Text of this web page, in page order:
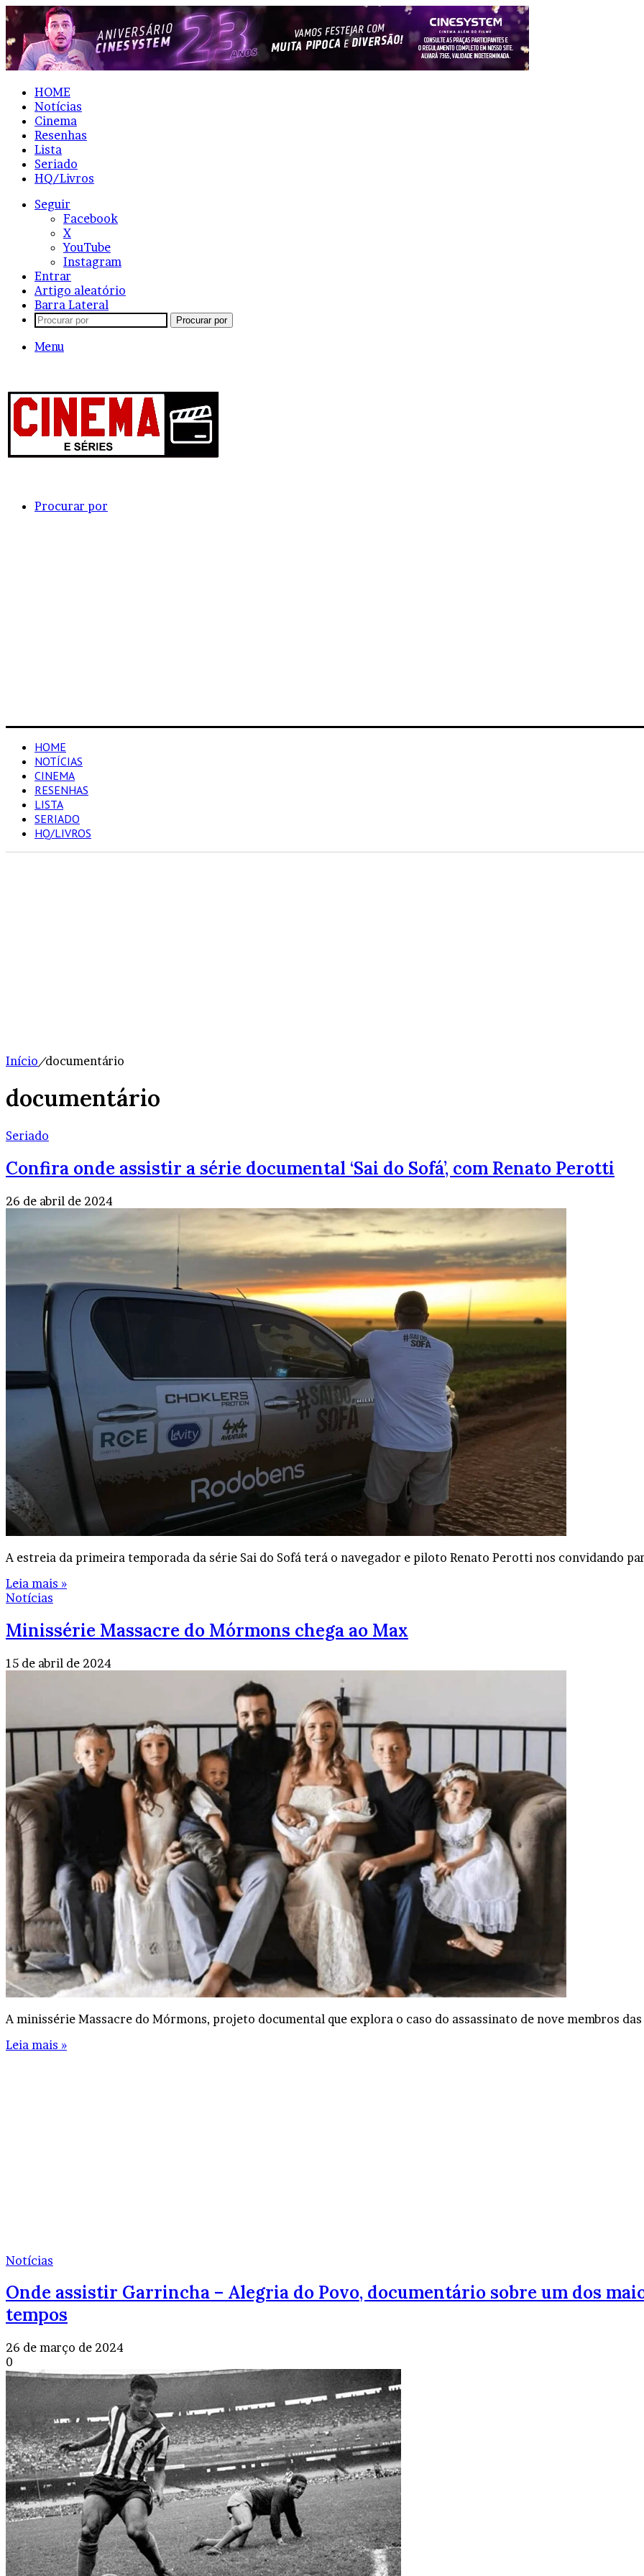
HOME
Notícias
Cinema
Resenhas
Lista
Seriado
HQ/Livros
Seguir
Facebook
X
YouTube
Instagram
Entrar
Artigo aleatório
Barra Lateral
Procurar por
Menu
Procurar por
HOME
NOTÍCIAS
CINEMA
RESENHAS
LISTA
SERIADO
HQ/LIVROS
Início/documentário
documentário
Seriado
Confira onde assistir a série documental ‘Sai do Sofá’, com Renato Perotti
26 de abril de 2024
A estreia da primeira temporada da série Sai do Sofá terá o navegador e piloto Renato Perotti nos convidando
Leia mais »
Notícias
Minissérie Massacre do Mórmons chega ao Max
15 de abril de 2024
A minissérie Massacre do Mórmons, projeto documental que explora o caso do assassinato de nove membros
Leia mais »
Notícias
Onde assistir Garrincha – Alegria do Povo, documentário sobre um dos
tempos
26 de março de 2024
0